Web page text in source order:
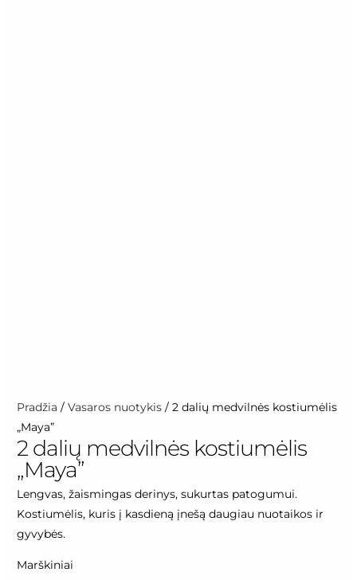
Pradžia /Vasaros nuotykis / 2 dalių medvilnės kostiumėlis
„Maya”
2 dalių medvilnės kostiumėlis
„Maya”
Lengvas, žaismingas derinys, sukurtas patogumui.
Kostiumėlis, kuris į kasdieną įnešą daugiau nuotaikos ir
gyvybės.
Marškiniai